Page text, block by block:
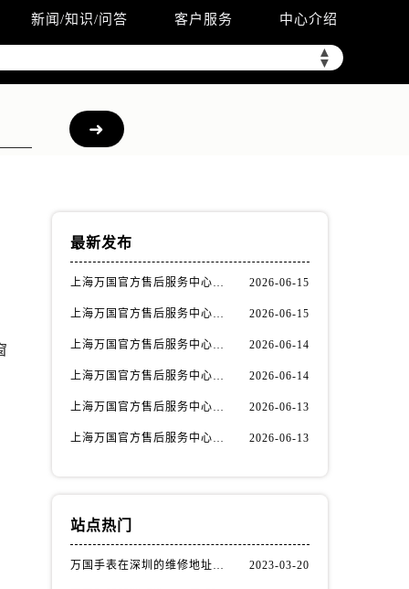
新闻/知识/问答 客户服务 中心介绍
▲
▼
最新发布
上海万国官方售后服务中心｜详细地址与售后电话权威信息公示（2026年6月最新） 2026-06-15
上海万国官方售后服务中心｜最新电话及地址权威信息公示（2026年6月最新） 2026-06-15
上海万国官方售后服务中心｜网点地址及热线权威信息公示（2026年6月最新） 2026-06-14
上海万国官方售后服务中心｜网点地址与服务热线权威信息公示（2026年6月最新） 2026-06-14
上海万国官方售后服务中心｜全部网点地址电话权威信息公示（2026年6月最新） 2026-06-13
上海万国官方售后服务中心｜服务热线及办公地址权威信息公示（2026年6月最新） 2026-06-13
站点热门
万国手表在深圳的维修地址在哪了（万国手表如何更换表带） 2023-03-20